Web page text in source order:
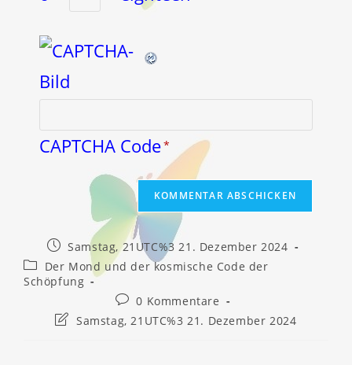
CAPTCHA Code*
Beitrag
veröffentlicht:
Samstag, 21UTC%3 21. Dezember 2024
Beitrags-
Kategorie:
Der Mond und der kosmische Code der
Schöpfung
Beitrags-
Kommentare:
0 Kommentare
BeitragSamstag, 21UTC%3 21. Dezember 2024